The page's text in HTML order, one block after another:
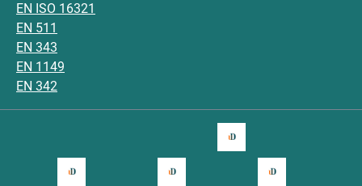
EN ISO 16321
EN 511
EN 343
EN 1149
EN 342